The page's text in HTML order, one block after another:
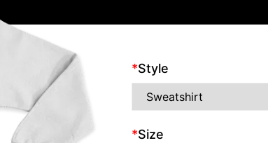
*Style
*Size